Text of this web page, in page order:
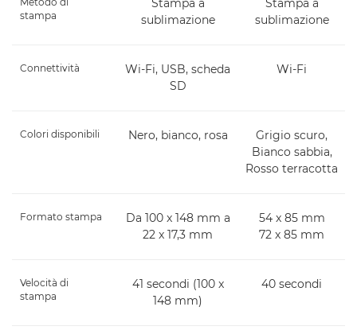
stampa
Stampa a
sublimazione
Stampa a
sublimazione
Connettività
Wi-Fi, USB, scheda
SD
Wi-Fi
Colori disponibili Nero, bianco, rosa
Grigio scuro,
Bianco sabbia,
Rosso terracotta
Formato stampa
Da 100 x 148 mm a
22 x 17,3 mm
54 x 85 mm
72 x 85 mm
Velocità di
stampa
41 secondi (100 x
148 mm)
40 secondi